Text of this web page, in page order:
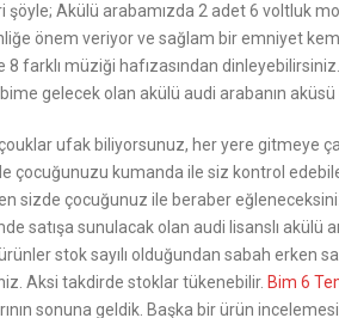
şöyle; Akülü arabamızda 2 adet 6 voltluk
önem veriyor ve sağlam bir emniyet
8 farklı müziği hafızasından
gelecek olan akülü audi arabanın aküsü
ufak biliyorsunuz, her yere gitmeye
çocuğunuzu kumanda ile siz kontrol
sizde çocuğunuz ile beraber
satışa sunulacak olan audi lisanslı akülü
stok sayılı olduğundan sabah erken
Aksi takdirde stoklar tükenebilir. Bim 6
sonuna geldik. Başka bir ürün